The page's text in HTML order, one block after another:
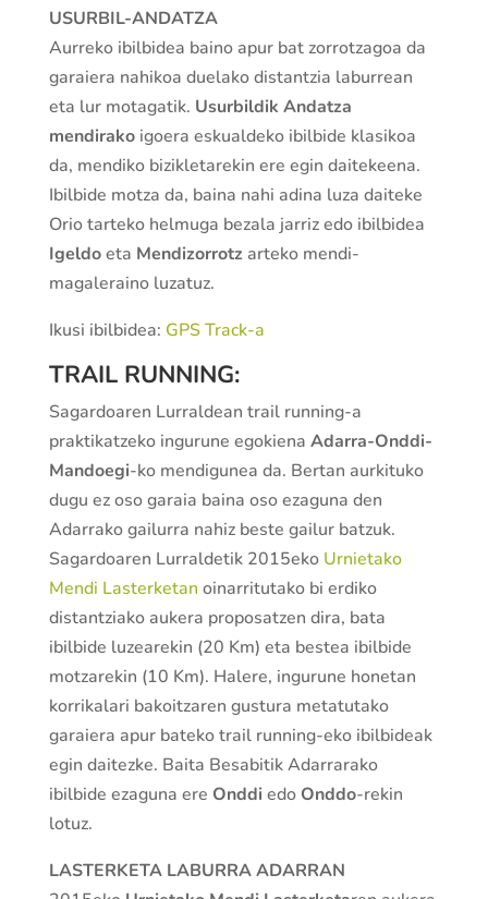
USURBIL-ANDATZA
Aurreko ibilbidea baino apur bat zorrotzagoa da
garaiera nahikoa duelako distantzia laburrean
eta lur motagatik. Usurbildik Andatza
mendirakoigoera eskualdeko ibilbide klasikoa
da, mendiko bizikletarekin ere egin daitekeena.
Ibilbide motza da, baina nahi adina luza daiteke
Orio tarteko helmuga bezala jarriz edo ibilbidea
Igeldoeta Mendizorrotzarteko mendi-
magaleraino luzatuz.
Ikusi ibilbidea: GPS Track-a
TRAIL RUNNING:
Sagardoaren Lurraldean trail running-a
praktikatzeko ingurune egokiena Adarra-Onddi-
Mandoegi-ko mendigunea da. Bertan aurkituko
dugu ez oso garaia baina oso ezaguna den
Adarrako gailurra nahiz beste gailur batzuk.
Sagardoaren Lurraldetik 2015eko Urnietako
Mendi Lasterketan oinarritutako bi erdiko
distantziako aukera proposatzen dira, bata
ibilbide luzearekin (20 Km) eta bestea ibilbide
motzarekin (10 Km). Halere, ingurune honetan
korrikalari bakoitzaren gustura metatutako
garaiera apur bateko trail running-eko ibilbideak
egin daitezke. Baita Besabitik Adarrarako
ibilbide ezaguna ere Onddiedo Onddo-rekin
lotuz.
LASTERKETA LABURRA ADARRAN